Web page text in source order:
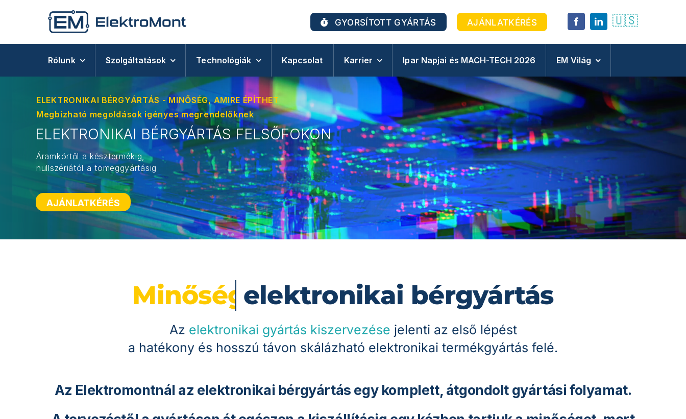
GYORSÍTOTT GYÁRTÁS AJÁNLATKÉRÉS 🇺🇸
Rólunk Szolgáltatások Technológiák Kapcsolat Karrier Ipar Napjai és MACH-TECH 2026 EM Világ
Áramkörtől a késztermékig,
nullszériától a tömeggyártásig
ELEKTRONIKAI BÉRGYÁRTÁS - MINŐSÉG, AMIRE ÉPÍTHET
Megbízható megoldások igényes megrendelőknek
AJÁNLATKÉRÉS
ELEKTRONIKAI BÉRGYÁRTÁS FELSŐFOKON
elektronikai bérgyártás
Az elektronikai gyártás kiszervezése jelenti az első lépést
a hatékony és hosszú távon skálázható elektronikai termékgyártás felé.
Az Elektromontnál az elektronikai bérgyártás egy komplett, átgondolt gyártási folyamat.